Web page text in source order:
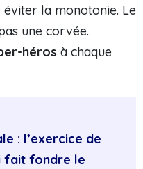
la monotonie. Le
une corvée.
héros à chaque
: l’exercice de
fait fondre le